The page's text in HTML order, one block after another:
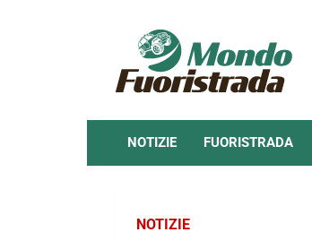
NOTIZIE FUORISTRADA
NOTIZIE